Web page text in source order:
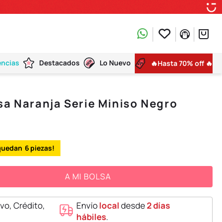
Destacados Lo Nuevo 🔥Hasta 70% off 🔥
Naranja Serie Miniso Negro
6
A MI BOLSA
Crédito,
Envíolocaldesde2 días
hábiles.